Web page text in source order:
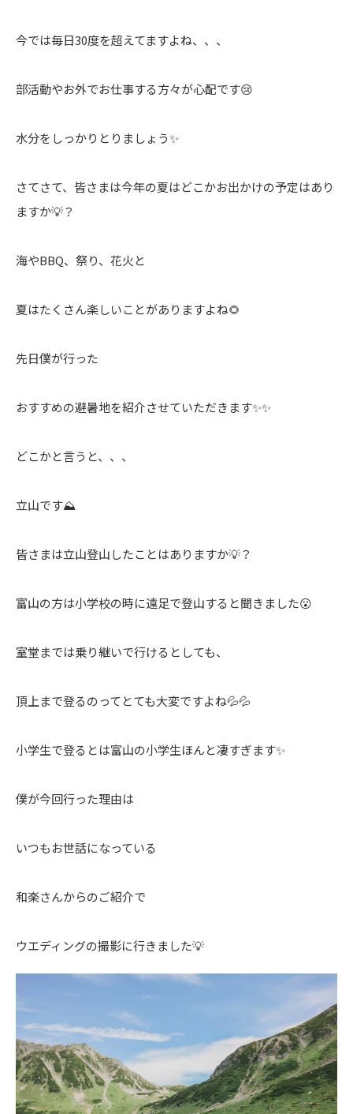
今では毎日30度を超えてますよね、、、
部活動やお外でお仕事する方々が心配です😢
水分をしっかりとりましょう✨
さてさて、皆さまは今年の夏はどこかお出かけの予定はあり
ますか💡？
海やBBQ、祭り、花火と
夏はたくさん楽しいことがありますよね🌻
先日僕が行った
おすすめの避暑地を紹介させていただきます✨✨
どこかと言うと、、、
立山です⛰️
皆さまは立山登山したことはありますか💡？
富山の方は小学校の時に遠足で登山すると聞きました😮
室堂までは乗り継いで行けるとしても、
頂上まで登るのってとても大変ですよね💦💦
小学生で登るとは富山の小学生ほんと凄すぎます✨
僕が今回行った理由は
いつもお世話になっている
和楽さんからのご紹介で
ウエディングの撮影に行きました💡